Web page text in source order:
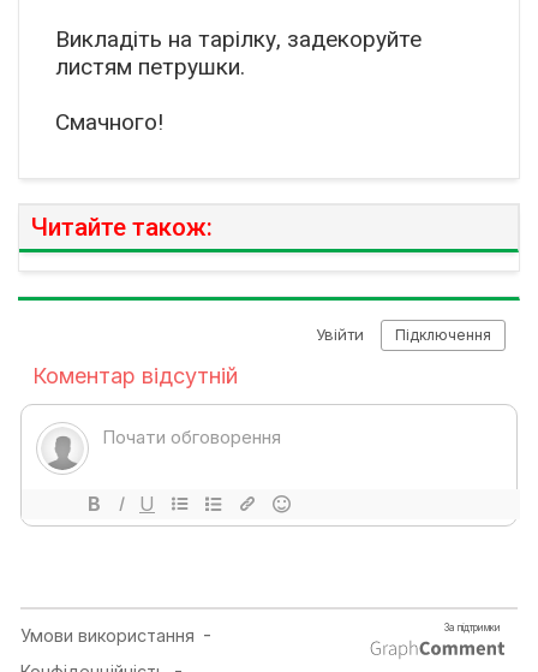
Викладіть на тарілку, задекоруйте
листям петрушки.
Смачного!
Читайте також: